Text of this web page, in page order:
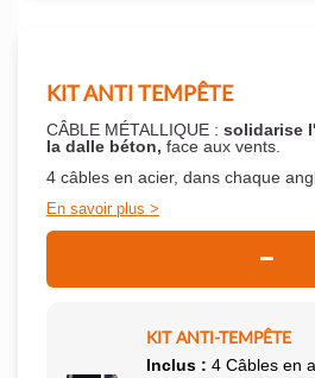
KIT ANTI TEMPÊTE
CÂBLE MÉTALLIQUE : solidarise
la dalle béton, face aux vents.
4 câbles en acier, dans chaque
En savoir plus
KIT ANTI-TEMPÊTE
Inclus : 4 Câbles en